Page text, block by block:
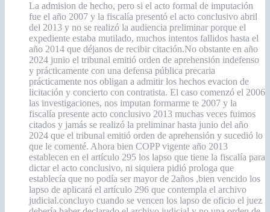
La admision de hecho, pero si el acto formal de imputación
fue el año 2007 y la fiscalía presentó el acto conclusivo abril
del 2013 y no se realizó la audiencia preliminar porque el
expediente estaba mutilado, muchos intentos fallidos hasta el
año 2014 que déjanos de recibir citación.No obstante en año
2024 junio el tribunal emitió orden de aprehensión indefenso
y prácticamente con una defensa pública precaria
prácticamente nos obligan a admitir los hechos evacion de
licitación y concierto con contratista. El caso comenzó el 2006
las investigaciones, nos imputan formarme te 2007 y la
fiscalía presente acto conclusivo 2013 muchas veces fuimos
citados y jamás se realizó la preliminar hasta junio del año
2024 que el tribunal emitió orden de aprehensión y sucedió lo
que le comenté. Ahora bien COPP vigente año 2013
establecen en el artículo 295 los lapso que tiene la fiscalía para
dictar el acto conclusivo, ni siquiera pidió prologa que
establecía que no podía ser mayor de 2años ,bien vencido los
lapso de aplicará el artículo 296 que contempla el archivo
judicial.concluyo cuando se vencen los lapso de oficio el juez